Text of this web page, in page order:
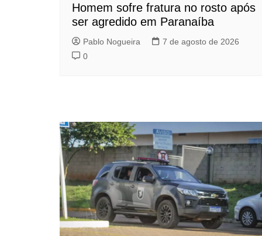
Homem sofre fratura no rosto após
ser agredido em Paranaíba
Pablo Nogueira
7 de agosto de 2026
0